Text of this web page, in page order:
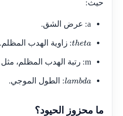
حيث:
a: عرض الشق.
theta : زاوية الهدب المظلم.
m: رتبة الهدب المظلم، مثل 1 أو 2 أو 3.
lambda : الطول الموجي.
ما محزوز الحيود؟